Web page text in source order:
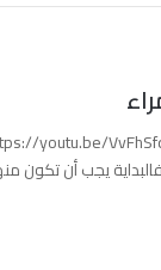
يجب أن تكون